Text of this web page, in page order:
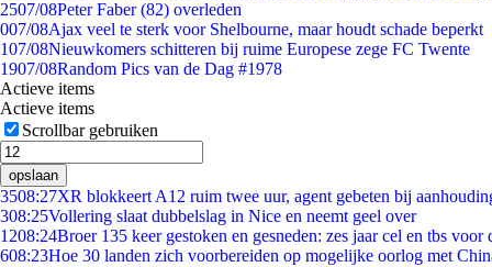
2507/08Peter Faber (82) overleden
007/08Ajax veel te sterk voor Shelbourne, maar houdt schade beperkt
107/08Nieuwkomers schitteren bij ruime Europese zege FC Twente
1907/08Random Pics van de Dag #1978
Actieve items
Actieve items
Scrollbar gebruiken
opslaan
3508:27XR blokkeert A12 ruim twee uur, agent gebeten bij
308:25Vollering slaat dubbelslag in Nice en neemt geel over
1208:24Broer 135 keer gestoken en gesneden: zes jaar cel en tbs voor
608:23Hoe 30 landen zich voorbereiden op mogelijke oorlog met